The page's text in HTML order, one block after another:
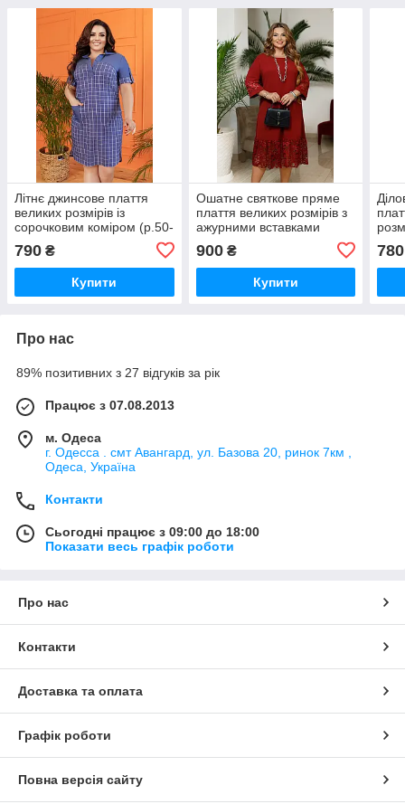
Літнє джинсове плаття
великих розмірів із
сорочковим коміром (р.50-
790 ₴
Купити
Ошатне святкове пряме
плаття великих розмірів з
ажурними вставками
900₴
Купити
780
Про нас
89% позитивних з 27 відгуків за рік
Працює з 07.08.2013
м. Одеса
г. Одесса . смт Авангард, ул. Базова 20, ринок 7км ,
Одеса, Україна
Контакти
Сьогодні працює з 09:00 до 18:00
Показати весь графік роботи
Про нас
Контакти
Доставка та оплата
Графік роботи
Повна версія сайту